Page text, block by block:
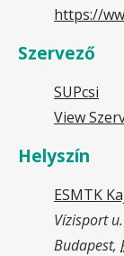
https://
Szervező
SUPcsi
View
Helyszín
ESMTK
Vízisport
Budapest,